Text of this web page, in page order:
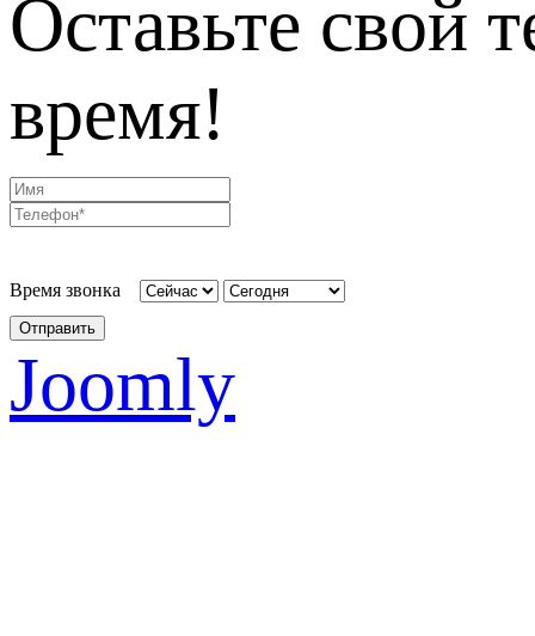
Оставьте свой
время!
Время звонка
Отправить
Joomly